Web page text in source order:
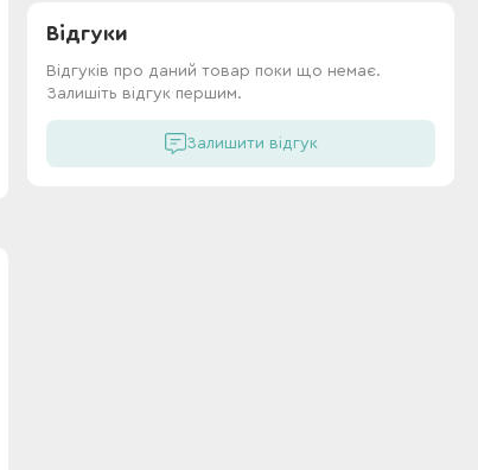
Відгуки
Відгуків про даний товар поки що немає.
Залишіть відгук першим.
Залишити відгук